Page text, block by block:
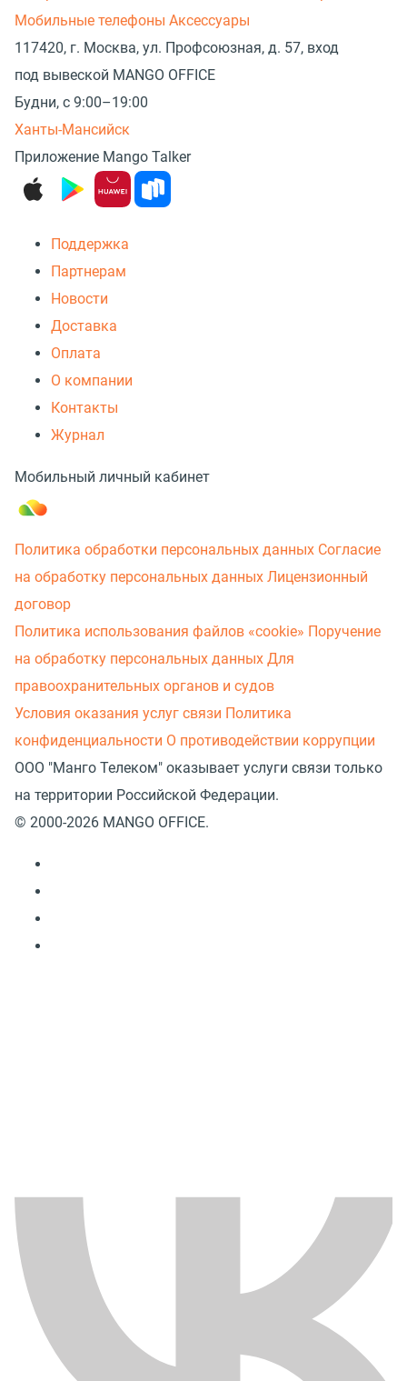
Мобильные телефоны Аксессуары
117420, г. Москва, ул. Профсоюзная, д. 57, вход
под вывеской MANGO OFFICE
Будни, с 9:00–19:00
Ханты-Мансийск
Приложение Mango Talker
Поддержка
Партнерам
Новости
Доставка
Оплата
О компании
Контакты
Журнал
Мобильный личный кабинет
Политика обработки персональных данных Согласие
на обработку персональных данных Лицензионный
договор
Политика использования файлов «cookie» Поручение
на обработку персональных данных Для
правоохранительных органов и судов
Условия оказания услуг связи Политика
конфиденциальности О противодействии коррупции
ООО "Манго Телеком" оказывает услуги связи только
на территории Российской Федерации.
© 2000-2026 MANGO OFFICE.